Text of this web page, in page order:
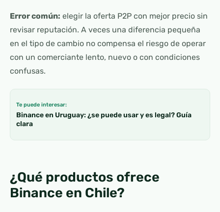
Error común: elegir la oferta P2P con mejor precio sin
revisar reputación. A veces una diferencia pequeña
en el tipo de cambio no compensa el riesgo de operar
con un comerciante lento, nuevo o con condiciones
confusas.
Te puede interesar:
Binance en Uruguay: ¿se puede usar y es legal? Guía
clara
¿Qué productos ofrece
Binance en Chile?